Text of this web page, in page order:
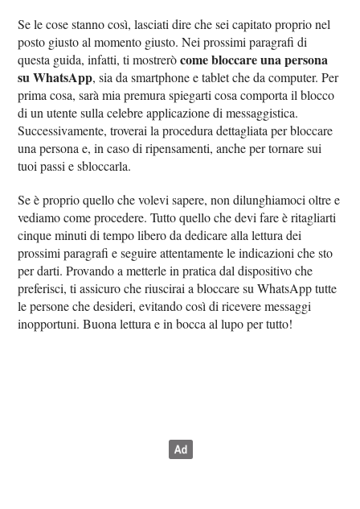
Se le cose stanno così, lasciati dire che sei capitato proprio nel
posto giusto al momento giusto. Nei prossimi paragrafi di
questa guida, infatti, ti mostreròcome bloccare una persona
su WhatsApp, sia da smartphone e tablet che da computer. Per
prima cosa, sarà mia premura spiegarti cosa comporta il blocco
di un utente sulla celebre applicazione di messaggistica.
Successivamente, troverai la procedura dettagliata per bloccare
una persona e, in caso di ripensamenti, anche per tornare sui
tuoi passi e sbloccarla.
Se è proprio quello che volevi sapere, non dilunghiamoci oltre e
vediamo come procedere. Tutto quello che devi fare è ritagliarti
cinque minuti di tempo libero da dedicare alla lettura dei
prossimi paragrafi e seguire attentamente le indicazioni che sto
per darti. Provando a metterle in pratica dal dispositivo che
preferisci, ti assicuro che riuscirai a bloccare su WhatsApp tutte
le persone che desideri, evitando così di ricevere messaggi
inopportuni. Buona lettura e in bocca al lupo per tutto!